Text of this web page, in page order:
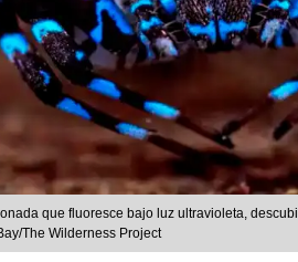
que fluoresce bajo luz ultravioleta,
The Wilderness Project